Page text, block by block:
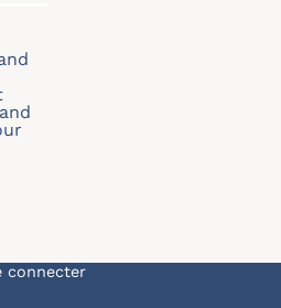
du compte de
connecter